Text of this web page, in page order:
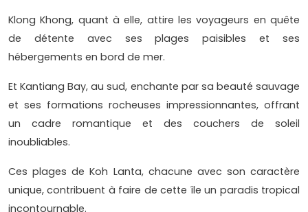
Klong Khong, quant à elle, attire les voyageurs en quête
de détente avec ses plages paisibles et ses
hébergements en bord de mer.
Et Kantiang Bay, au sud, enchante par sa beauté sauvage
et ses formations rocheuses impressionnantes, offrant
un cadre romantique et des couchers de soleil
inoubliables.
Ces plages de Koh Lanta, chacune avec son caractère
unique, contribuent à faire de cette île un paradis tropical
incontournable.